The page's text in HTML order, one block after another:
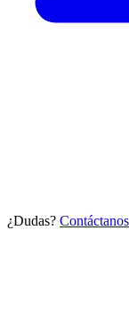
¿Dudas? Contáctanos